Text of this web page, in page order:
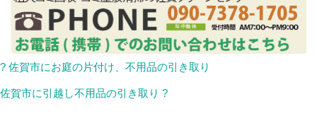
? 佐賀市にお庭の片付け、不用品の引き取り
佐賀市に引越し不用品の引き取り ?